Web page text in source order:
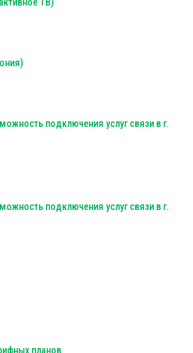
подключения услуг связи в г.
подключения услуг связи в г.
планов